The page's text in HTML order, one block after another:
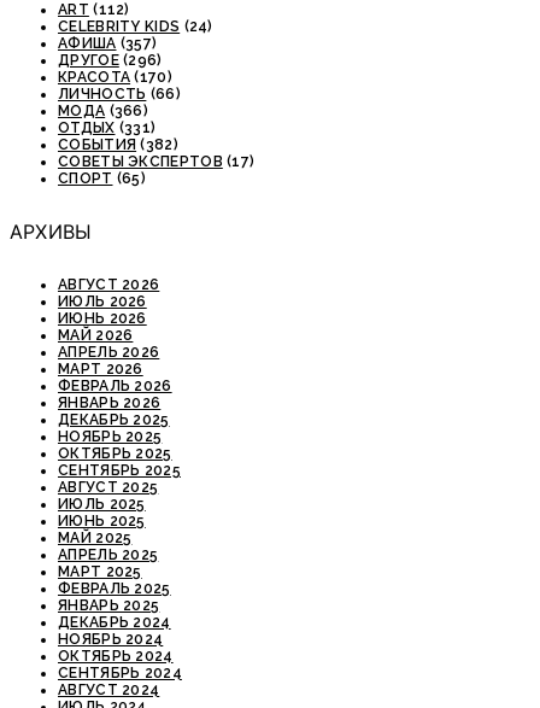
ART (112)
CELEBRITY KIDS (24)
АФИША (357)
ДРУГОЕ(296)
КРАСОТА (170)
ЛИЧНОСТЬ (66)
МОДА (366)
ОТДЫХ (331)
СОБЫТИЯ (382)
СОВЕТЫ ЭКСПЕРТОВ (17)
СПОРТ (65)
АРХИВЫ
АВГУСТ 2026
ИЮЛЬ 2026
ИЮНЬ 2026
МАЙ 2026
АПРЕЛЬ 2026
МАРТ 2026
ФЕВРАЛЬ 2026
ЯНВАРЬ 2026
ДЕКАБРЬ 2025
НОЯБРЬ 2025
ОКТЯБРЬ 2025
СЕНТЯБРЬ 2025
АВГУСТ 2025
ИЮЛЬ 2025
ИЮНЬ 2025
МАЙ 2025
АПРЕЛЬ 2025
МАРТ 2025
ФЕВРАЛЬ 2025
ЯНВАРЬ 2025
ДЕКАБРЬ 2024
НОЯБРЬ 2024
ОКТЯБРЬ 2024
СЕНТЯБРЬ 2024
АВГУСТ 2024